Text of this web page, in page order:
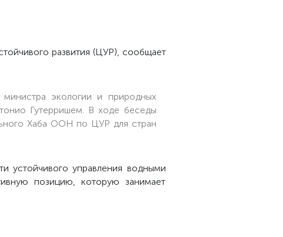
развития (ЦУР), сообщает
экологии и природных
Гутерришем. В ходе беседы
Хаба ООН по ЦУР для стран
устойчивого управления водными
позицию, которую занимает